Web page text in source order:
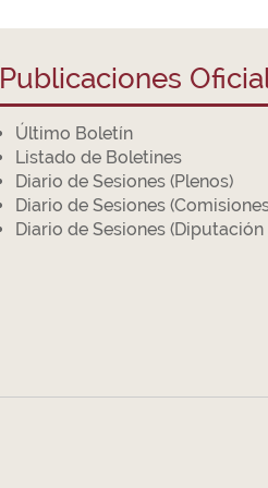
Publicaciones
Último Boletín
Listado de Boletines
Diario de Sesiones (Plenos)
Diario de Sesiones
Diario de Sesiones